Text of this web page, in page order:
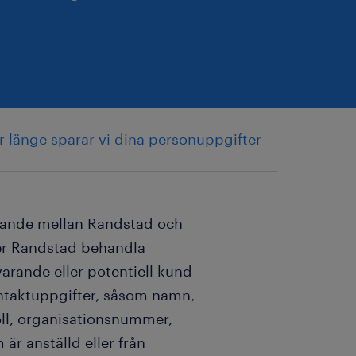
länge sparar vi dina personuppgifter
mellan Randstad och
Randstad behandla
eller potentiell kund
såsom namn,
organisationsnummer,
anställd eller från